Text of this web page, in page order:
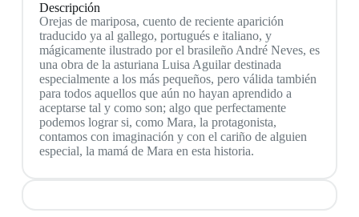
Descripción
Orejas de mariposa, cuento de reciente aparición
traducido ya al gallego, portugués e italiano, y
mágicamente ilustrado por el brasileño André Neves, es
una obra de la asturiana Luisa Aguilar destinada
especialmente a los más pequeños, pero válida también
para todos aquellos que aún no hayan aprendido a
aceptarse tal y como son; algo que perfectamente
podemos lograr si, como Mara, la protagonista,
contamos con imaginación y con el cariño de alguien
especial, la mamá de Mara en esta historia.